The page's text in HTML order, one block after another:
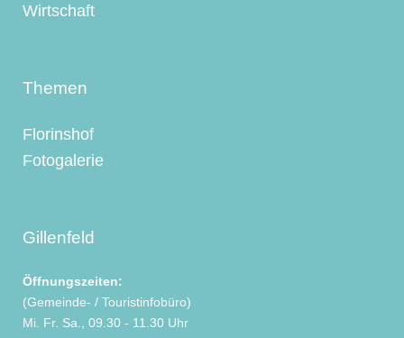
Wirtschaft
Themen
Florinshof
Fotogalerie
Gillenfeld
Öffnungszeiten:
(Gemeinde- / Touristinfobüro)
Mi. Fr. Sa., 09.30 - 11.30 Uhr